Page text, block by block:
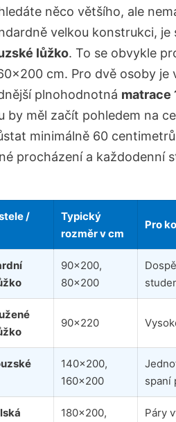
něco většího, ale
velkou konstrukci,
lůžko. To se obvykle
cm. Pro dvě osoby je
plnohodnotná matrace
by měl začít pohledem na
minimálně 60
procházení a každodenní
/
Typický
rozměr v cm
Pro
90×200,
80×200
90×220
140×200,
160×200
spaní
180×200, Páry